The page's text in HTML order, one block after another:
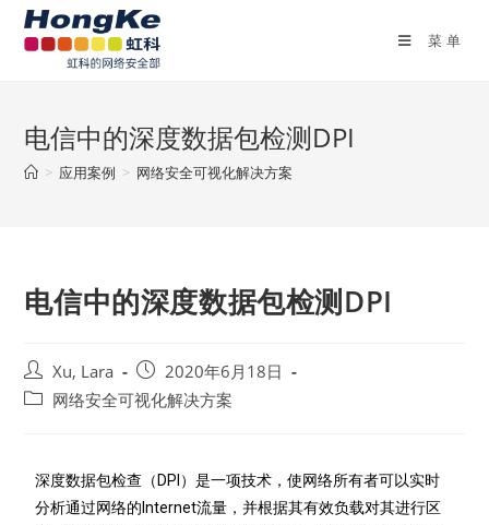
菜单
电信中的深度数据包检测DPI
> 应用案例 > 网络安全可视化解决方案
电信中的深度数据包检测DPI
Xu, Lara
2020年6月18日
网络安全可视化解决方案
深度数据包检查（DPI）是一项技术，使网络所有者可以实时
分析通过网络的Internet流量，并根据其有效负载对其进行区